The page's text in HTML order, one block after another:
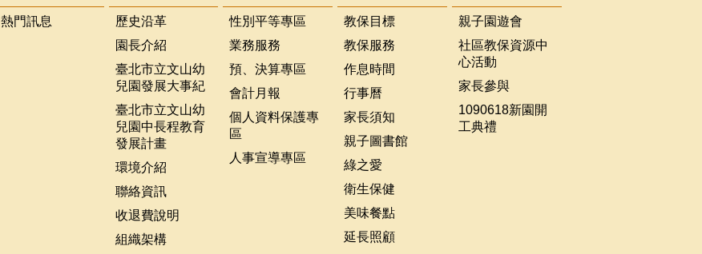
熱門訊息
歷史沿革
園長介紹
臺北市立文山幼
兒園發展大事紀
臺北市立文山幼
兒園中長程教育
發展計畫
環境介紹
聯絡資訊
收退費說明
組織架構
性別平等專區
業務服務
預、決算專區
會計月報
個人資料保護專
區
人事宣導專區
教保目標
教保服務
作息時間
行事曆
家長須知
親子圖書館
綠之愛
衛生保健
美味餐點
延長照顧
親子園遊會
社區教保資源中
心活動
家長參與
1090618新園開
工典禮